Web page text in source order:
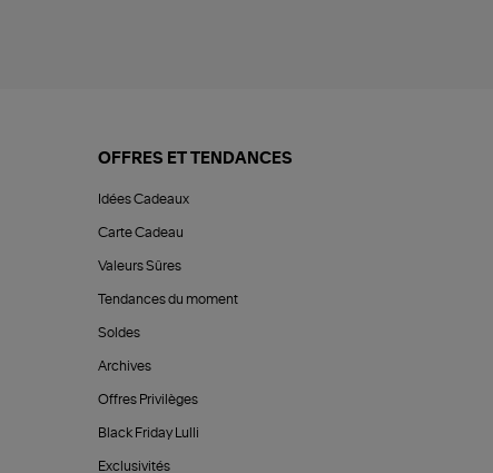
OFFRES ET TENDANCES
Idées Cadeaux
Carte Cadeau
Valeurs Sûres
Tendances du moment
Soldes
Archives
Offres Privilèges
Black Friday Lulli
Exclusivités